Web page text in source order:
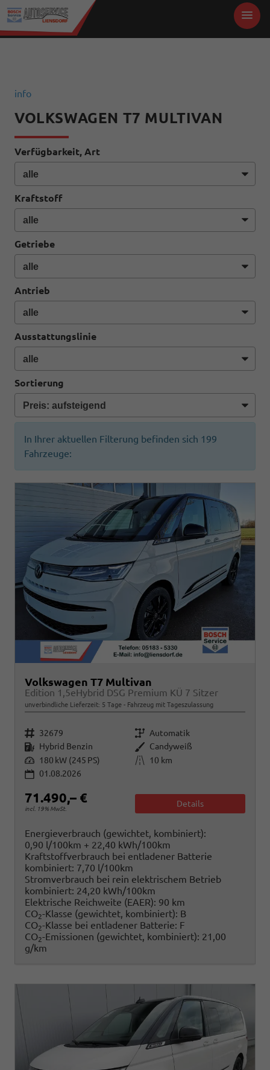
info
VOLKSWAGEN T7 MULTIVAN
Verfügbarkeit, Art
Kraftstoff
Getriebe
Antrieb
Ausstattungslinie
Sortierung
In Ihrer aktuellen Filterung befinden sich 199
Fahrzeuge:
Volkswagen T7 Multivan
Edition 1,5eHybrid DSG Premium KÜ 7 Sitzer
unverbindliche Lieferzeit: 5 Tage Fahrzeug mit Tageszulassung
Fahrzeugnr. 32679 Getriebe Automatik
Kraftstoff Hybrid Benzin Außenfarbe Candyweiß
Leistung 180 kW (245 PS) Kilometerstand
10 km
01.08.2026
71.490,– €
incl. 19% MwSt.
Details
Energieverbrauch (gewichtet, kombiniert):
0,90 l/100km + 22,40 kWh/100km
Kraftstoffverbrauch bei entladener Batterie
kombiniert: 7,70 l/100km
Stromverbrauch bei rein elektrischem Betrieb
kombiniert: 24,20 kWh/100km
Elektrische Reichweite (EAER): 90 km
CO2-Klasse (gewichtet, kombiniert): B
CO2-Klasse bei entladener Batterie: F
CO2-Emissionen (gewichtet, kombiniert): 21,00
g/km